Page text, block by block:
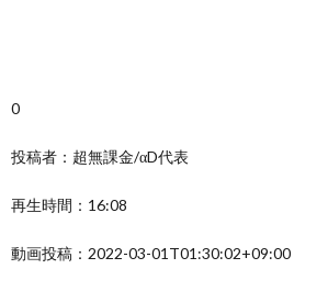
0
投稿者：超無課金/αD代表
再生時間：16:08
動画投稿：2022-03-01T01:30:02+09:00